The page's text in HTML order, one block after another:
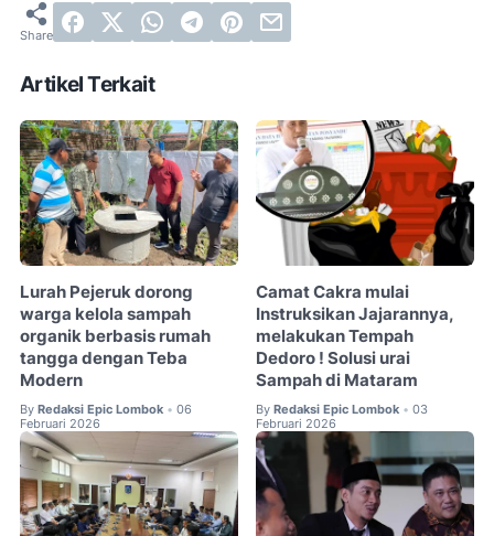
Artikel Terkait
Lurah Pejeruk dorong
warga kelola sampah
organik berbasis rumah
tangga dengan Teba
Modern
By Redaksi Epic Lombok • 06
Februari 2026
Camat Cakra mulai
Instruksikan Jajarannya,
melakukan Tempah
Dedoro ! Solusi urai
Sampah di Mataram
By Redaksi Epic Lombok • 03
Februari 2026